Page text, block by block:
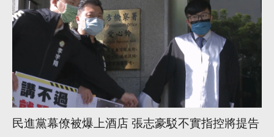
民進黨幕僚被爆上酒店 張志豪駁不實指控將提告